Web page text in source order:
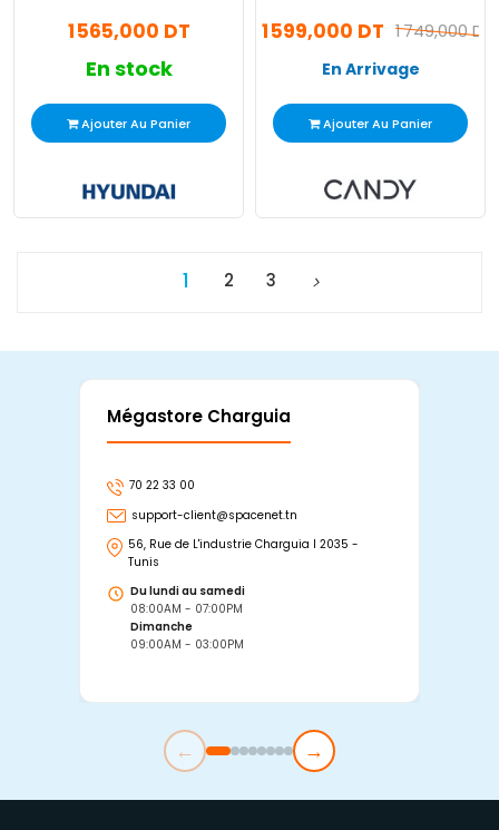
10Kg Gris
1 565,000 DT
En stock
Ajouter Au Panier
Smart 11Kg Noir1 749,000 DT
1 599,000 DT
En Arrivage
Ajouter Au Panier
1 2 3
Mégastore Charguia
70 22 33 00
support-client@spacenet.tn
56, Rue de L'industrie Charguia I 2035 -
Tunis
Du lundi au samedi
08:00AM - 07:00PM
Dimanche
09:00AM - 03:00PM
← →